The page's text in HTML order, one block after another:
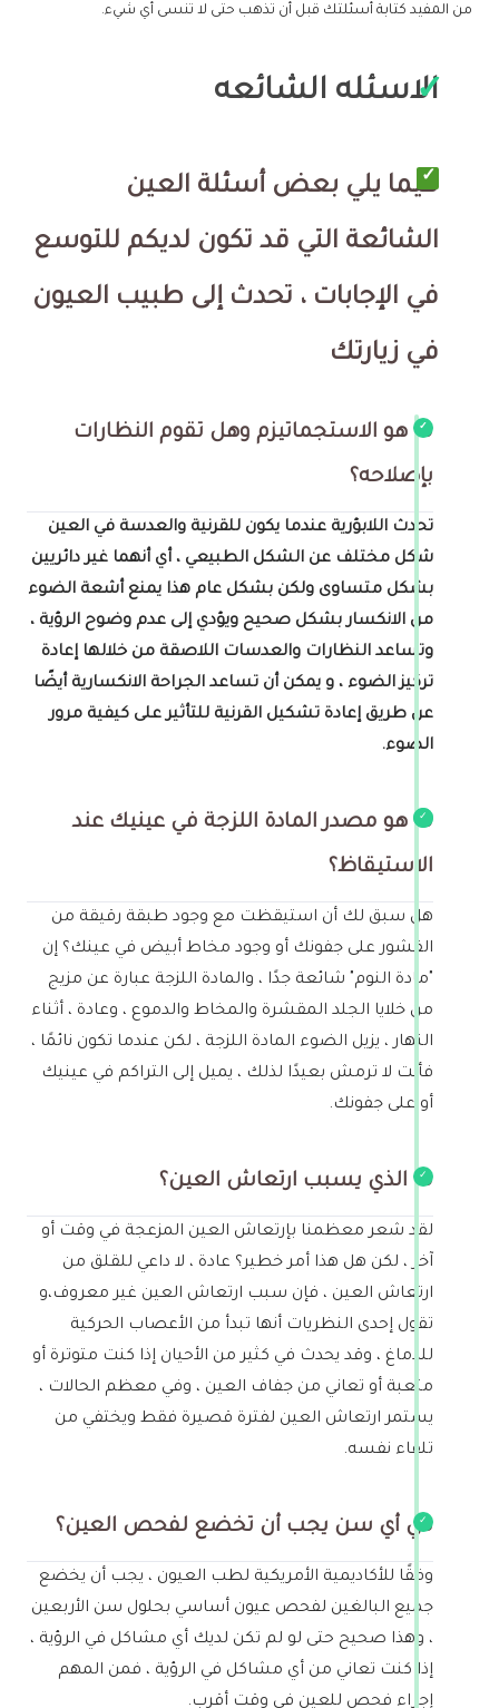
من المفيد كتابة أسئلتك قبل أن تذهب حتى لا تنسى أي شيء.
الاسئله الشائعه
فيما يلي بعض أسئلة العين
الشائعة التي قد تكون لديكم للتوسع
في الإجابات ، تحدث إلى طبيب العيون
في زيارتك
ما هو الاستجماتيزم وهل تقوم النظارات
بإصلاحه؟
تحدث اللابؤرية عندما يكون للقرنية والعدسة في العين
شكل مختلف عن الشكل الطبيعي ، أي أنهما غير دائريين
بشكل متساوى ولكن بشكل عام هذا يمنع أشعة الضوء
من الانكسار بشكل صحيح ويؤدي إلى عدم وضوح الرؤية ،
وتساعد النظارات والعدسات اللاصقة من خلالها إعادة
تركيز الضوء ، و يمكن أن تساعد الجراحة الانكسارية أيضًا
عن طريق إعادة تشكيل القرنية للتأثير على كيفية مرور
الضوء.
ما هو مصدر المادة اللزجة في عينيك عند
الاستيقاظ؟
هل سبق لك أن استيقظت مع وجود طبقة رقيقة من
القشور على جفونك أو وجود مخاط أبيض في عينك؟ إن
"مادة النوم" شائعة جدًا ، والمادة اللزجة عبارة عن مزيج
من خلايا الجلد المقشرة والمخاط والدموع ، وعادة ، أثناء
النهار ، يزيل الضوء المادة اللزجة ، لكن عندما تكون نائمًا ،
فأنت لا ترمش بعيدًا لذلك ، يميل إلى التراكم في عينيك
أو على جفونك.
ما الذي يسبب ارتعاش العين؟
لقد شعر معظمنا بإرتعاش العين المزعجة في وقت أو
آخر ، لكن هل هذا أمر خطير؟ عادة ، لا داعي للقلق من
ارتعاش العين ، فإن سبب ارتعاش العين غير معروف،و
تقول إحدى النظريات أنها تبدأ من الأعصاب الحركية
للدماغ ، وقد يحدث في كثير من الأحيان إذا كنت متوترة أو
متعبة أو تعاني من جفاف العين ، وفي معظم الحالات ،
يستمر ارتعاش العين لفترة قصيرة فقط ويختفي من
تلقاء نفسه.
في أي سن يجب أن تخضع لفحص العين؟
وفقًا للأكاديمية الأمريكية لطب العيون ، يجب أن يخضع
جميع البالغين لفحص عيون أساسي بحلول سن الأربعين
، وهذا صحيح حتى لو لم تكن لديك أي مشاكل في الرؤية ،
إذا كنت تعاني من أي مشاكل في الرؤية ، فمن المهم
إجراء فحص للعين في وقت أقرب.